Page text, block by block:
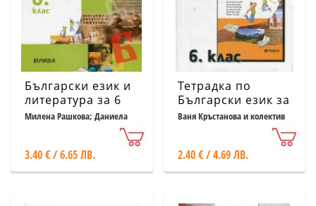
Български език и
литература за 6
клас за
Милена Рашкова; Даниела
3.40 € / 6.65 ЛВ.
Тетрадка по
Български език за
6 клас
Ваня Кръстанова и колектив
2.40 € / 4.69 ЛВ.